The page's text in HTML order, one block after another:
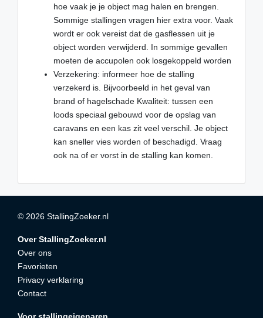
hoe vaak je je object mag halen en brengen.
Sommige stallingen vragen hier extra voor. Vaak
wordt er ook vereist dat de gasflessen uit je
object worden verwijderd. In sommige gevallen
moeten de accupolen ook losgekoppeld worden
Verzekering: informeer hoe de stalling
verzekerd is. Bijvoorbeeld in het geval van
brand of hagelschade Kwaliteit: tussen een
loods speciaal gebouwd voor de opslag van
caravans en een kas zit veel verschil. Je object
kan sneller vies worden of beschadigd. Vraag
ook na of er vorst in de stalling kan komen.
© 2026 StallingZoeker.nl
Over StallingZoeker.nl
Over ons
Favorieten
Privacy verklaring
Contact